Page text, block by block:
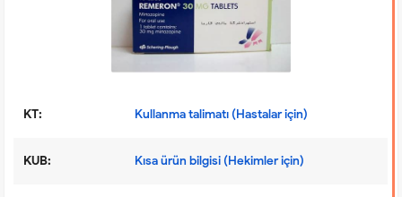
KT: Kullanma talimatı (Hastalar için)
KUB: Kısa ürün bilgisi (Hekimler için)